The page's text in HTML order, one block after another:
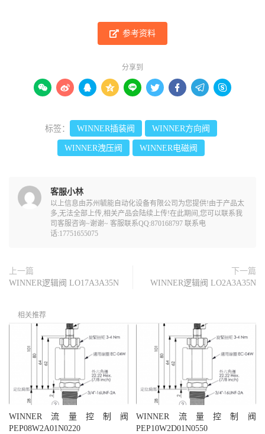
参考资料
分享到
        
标签： WINNER插装阀 WINNER方向阀
WINNER洩压阀 WINNER电磁阀
客服小林
以上信息由苏州毓能自动化设备有限公司为您提供!由于产品太
多,无法全部上传,相关产品会陆续上传!在此期间,您可以联系我
司客服咨询~谢谢~ 客服联系QQ:870168797 联系电
话:17751655075
上一篇
WINNER逻辑阀 LO17A3A35N
下一篇
WINNER逻辑阀 LO2A3A35N
相关推荐
WINNER流量控制阀
PEP08W2A01N0220
WINNER流量控制阀
PEP10W2D01N0550